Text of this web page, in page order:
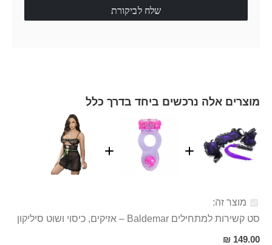
שלח לביקורת
מוצרים אלה נרכשים ביחד בדרך כלל
מוצר זה:
סט קשירות למתחילים Baldemar – אזיקים, כיסוי ושוט סיליקון
149.00 ₪